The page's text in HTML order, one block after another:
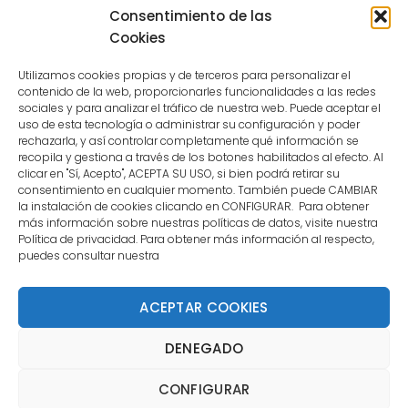
Consentimiento de las
Cookies
Utilizamos cookies propias y de terceros para personalizar el
contenido de la web, proporcionarles funcionalidades a las redes
sociales y para analizar el tráfico de nuestra web. Puede aceptar el
uso de esta tecnología o administrar su configuración y poder
rechazarla, y así controlar completamente qué información se
recopila y gestiona a través de los botones habilitados al efecto. Al
clicar en "Sí, Acepto", ACEPTA SU USO, si bien podrá retirar su
consentimiento en cualquier momento. También puede CAMBIAR
la instalación de cookies clicando en CONFIGURAR. Para obtener
más información sobre nuestras políticas de datos, visite nuestra
Política de privacidad. Para obtener más información al respecto,
puedes consultar nuestra
ACEPTAR COOKIES
DENEGADO
CONFIGURAR
because the user is not a confirmed
CONTACTO
MENÚ PRINCIPAL
MI CUENTA
DOCUMENTACIÓN
reservados. | La Mejor Tienda de Dardos y Dianas de